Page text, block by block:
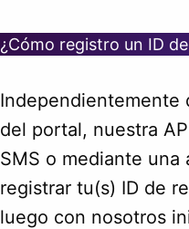
¿Cómo registro un ID
Independientemente
del portal, nuestra
SMS o mediante
registrar tu(s) ID de
luego con nosotros